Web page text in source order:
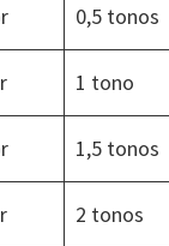
0,5 tonos
1 tono
1,5 tonos
2 tonos